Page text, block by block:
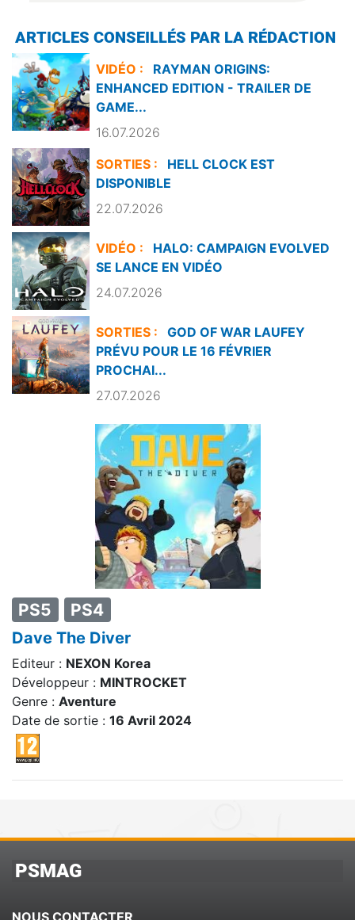
PS5 PS4
Dave The Diver
Editeur : NEXON Korea
Développeur : MINTROCKET
Genre : Aventure
Date de sortie : 16 Avril 2024
ARTICLES CONSEILLÉS PAR LA RÉDACTION
VIDÉO :
RAYMAN ORIGINS:
ENHANCED EDITION - TRAILER DE
GAME...
16.07.2026
SORTIES :
HELL CLOCK EST
DISPONIBLE
22.07.2026
VIDÉO :
HALO: CAMPAIGN EVOLVED
SE LANCE EN VIDÉO
24.07.2026
SORTIES :
GOD OF WAR LAUFEY
PRÉVU POUR LE 16 FÉVRIER
PROCHAI...
27.07.2026
PSMAG